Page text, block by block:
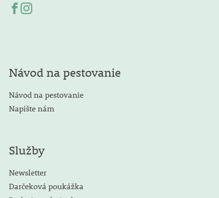
Návod na pestovanie
Návod na pestovanie
Napíšte nám
Služby
Newsletter
Darčeková poukážka